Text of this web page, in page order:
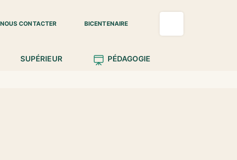
NOUS CONTACTER BICENTENAIRE
SUPÉRIEUR PÉDAGOGIE